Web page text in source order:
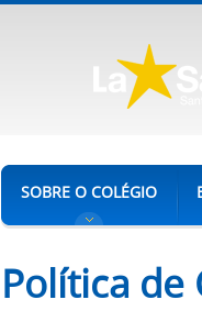
SOBRE O COLÉGIO
Política de